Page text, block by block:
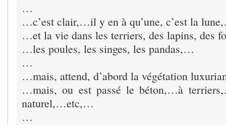
…
…c’est clair,…il y en à qu’une, c’est la
…et la vie dans les terriers, des lapins, des
…les poules, les singes, les pandas,…
…
…mais, attend, d’abord la végétation
…mais, ou est passé le béton,…à
naturel,…etc,…
…